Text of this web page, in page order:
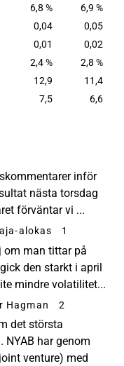
6,8 %
6,9 %
0,04
0,05
0,01
0,02
2,4 %
2,8 %
12,9
11,4
7,5 6,6
inför
nästa torsdag
förväntar vi ...
alokas 1
om man tittar på
den starkt i april
mindre volatilitet...
Hagman 2
det största
NYAB har genom
venture) med